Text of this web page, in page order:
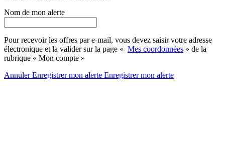
Nom de mon alerte
Pour recevoir les offres par e-mail, vous devez saisir votre adresse
électronique et la valider sur la page « Mes coordonnées » de la
rubrique « Mon compte »
AnnulerEnregistrer mon alerte Enregistrermon alerte